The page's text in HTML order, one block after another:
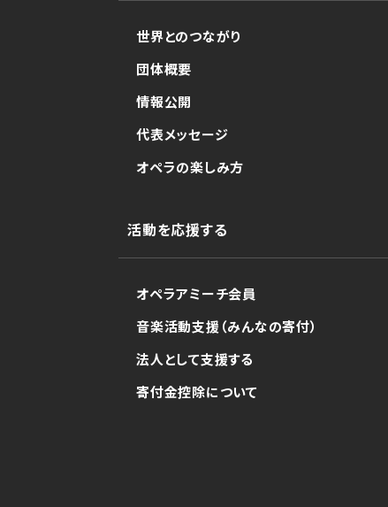
世界とのつながり
団体概要
情報公開
代表メッセージ
オペラの楽しみ方
活動を応援する
オペラアミーチ会員
音楽活動支援（みんなの寄付）
法人として支援する
寄付金控除について